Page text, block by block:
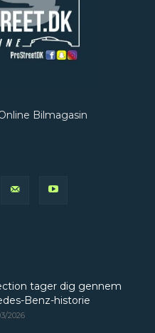
Bilmagasin
tager dig gennem
Benz-historie
2026